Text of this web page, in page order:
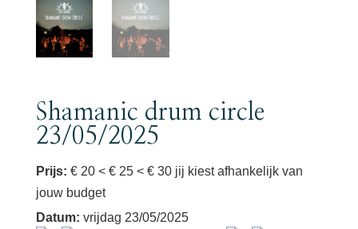
Shamanic drum circle
23/05/2025
Prijs: € 20 < € 25 < € 30 jij kiest afhankelijk van
jouw budget
Datum: vrijdag 23/05/2025